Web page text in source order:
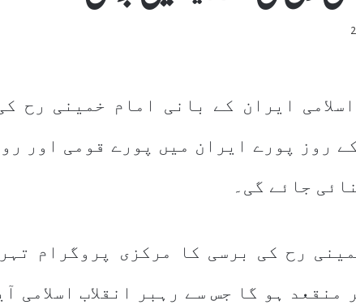
اسلامی ایران کے بانی امام خمینی رح
روز پورے ایران میں پورے قومی اور
جائے گی۔
رح کی برسی کا مرکزی پروگرام
منقعد ہو گا جس سے رہبر انقلاب اسلامی